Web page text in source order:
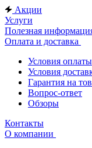
Акции
Услуги
Полезная
Оплата и доставка
Условия оплаты
Условия
Гарантия на
Вопрос-ответ
Обзоры
Контакты
О компании